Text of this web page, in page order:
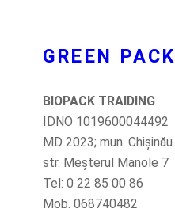
GREEN PACK
BIOPACK TRAIDING
IDNO 1019600044492
MD 2023; mun. Chișinău
str. Meșterul Manole 7
Tel: 0 22 85 00 86
Mob. 068740482